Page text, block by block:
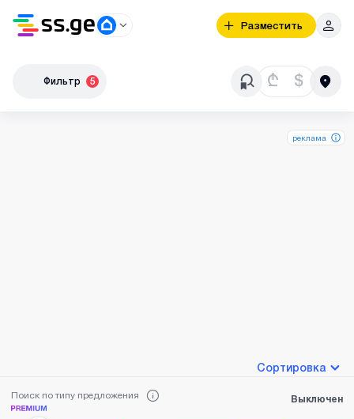
Разместить
Фильтр 5 ₾ $
реклама
Сортировка
Поиск по типу предложения Выключен